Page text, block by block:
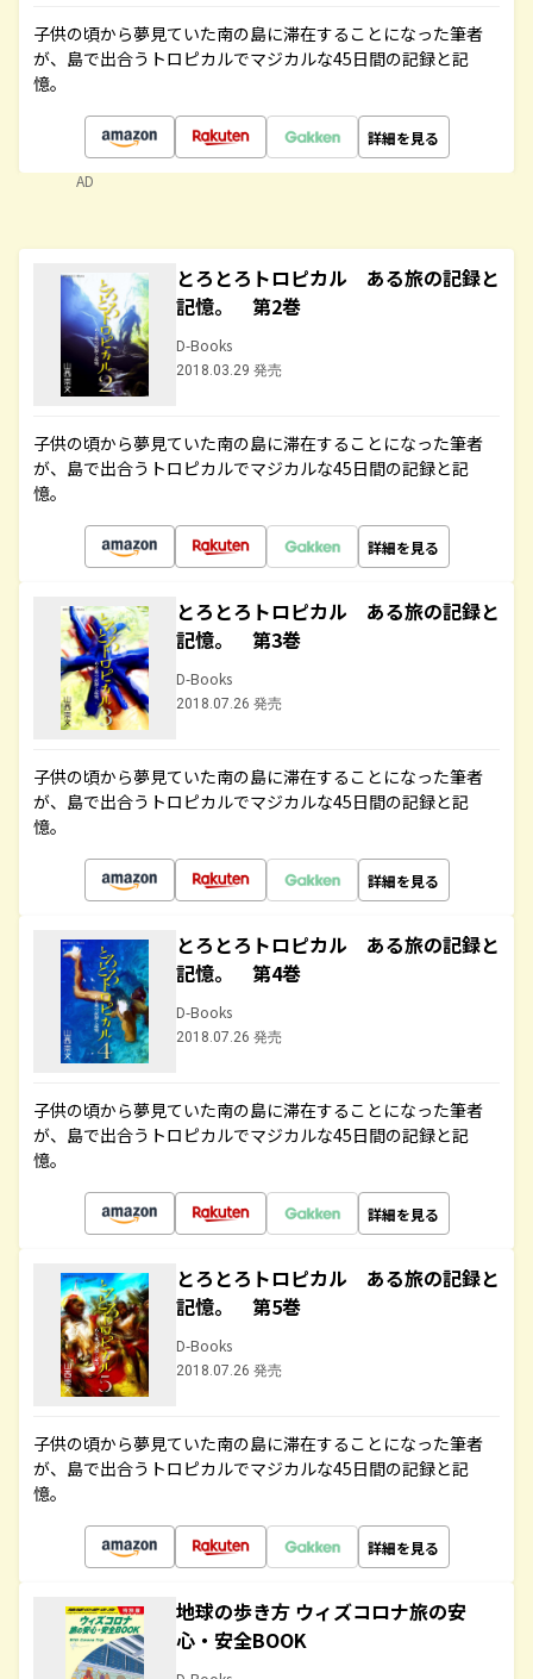
子供の頃から夢見ていた南の島に滞在することになった筆者
が、島で出合うトロピカルでマジカルな45日間の記録と記
憶。
詳細を見る
AD
とろとろトロピカル ある旅の記録と
記憶。 第2巻
D-Books
2018.03.29 発売
子供の頃から夢見ていた南の島に滞在することになった筆者
が、島で出合うトロピカルでマジカルな45日間の記録と記
憶。
詳細を見る
とろとろトロピカル ある旅の記録と
記憶。 第3巻
D-Books
2018.07.26 発売
子供の頃から夢見ていた南の島に滞在することになった筆者
が、島で出合うトロピカルでマジカルな45日間の記録と記
憶。
詳細を見る
とろとろトロピカル ある旅の記録と
記憶。 第4巻
D-Books
2018.07.26 発売
子供の頃から夢見ていた南の島に滞在することになった筆者
が、島で出合うトロピカルでマジカルな45日間の記録と記
憶。
詳細を見る
とろとろトロピカル ある旅の記録と
記憶。 第5巻
D-Books
2018.07.26 発売
子供の頃から夢見ていた南の島に滞在することになった筆者
が、島で出合うトロピカルでマジカルな45日間の記録と記
憶。
詳細を見る
地球の歩き方 ウィズコロナ旅の安
心・安全BOOK